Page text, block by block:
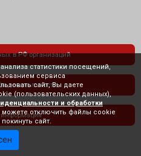
в РФ организаций
информация
статистики посещений,
сервиса
сайт, Вы даете
(пользовательских данных),
и обработки
можете отключить файлы cookie
сайт.